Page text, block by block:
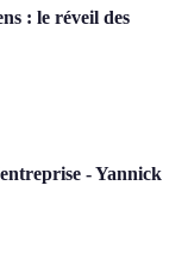
: le réveil des
- Yannick